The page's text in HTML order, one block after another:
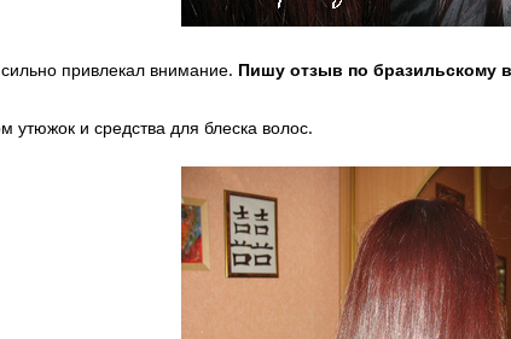
привлекал внимание. Пишу отзыв по бразильскому
утюжок и средства для блеска волос.